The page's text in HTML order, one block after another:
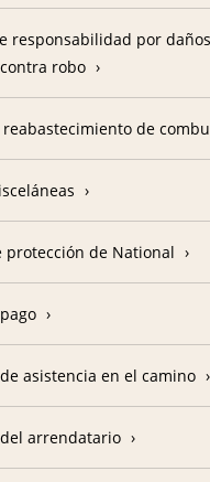
responsabilidad por
robo
reabastecimiento de
protección de National
asistencia en el camino
arrendatario